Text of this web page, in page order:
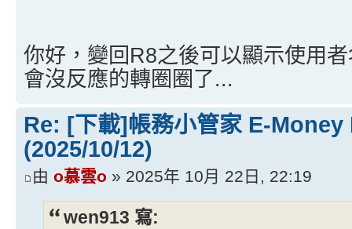
你好，變回R8之後可以顯示使用
會沒反應的轉圈圈了...
Re: [下載]帳務小管家 E-Money
(2025/10/12)
由 o慕雲o » 2025年 10月 22日, 22:19
wen913 寫: